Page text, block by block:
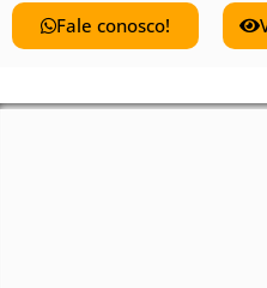
Fale conosco!